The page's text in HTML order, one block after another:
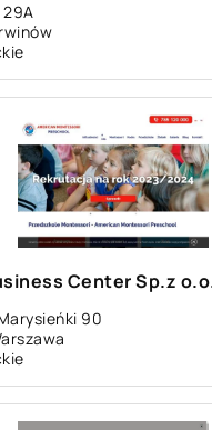
Center Sp.z
90